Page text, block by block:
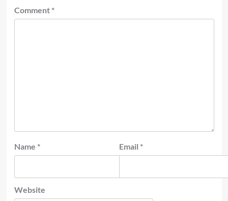
Comment *
Name * Email *
Website